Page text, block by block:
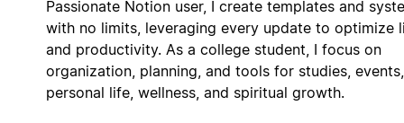
Passionate Notion user, I create templates and
with no limits, leveraging every update to optimize
and productivity. As a college student, I focus on
organization, planning, and tools for studies, events,
personal life, wellness, and spiritual growth.